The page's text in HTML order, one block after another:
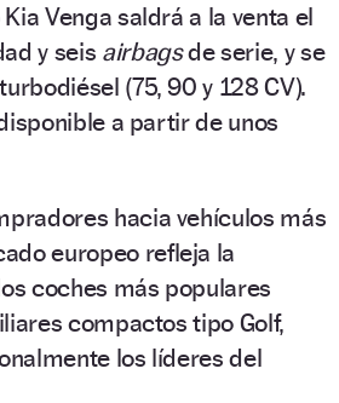
Venga saldrá a la venta el
y seis airbagsde serie, y se
(75, 90 y 128 CV).
a partir de unos
hacia vehículos más
europeo refleja la
coches más populares
compactos tipo Golf,
los líderes del